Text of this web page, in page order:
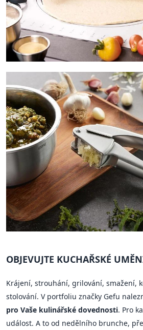
OBJEVUJTE KUCHAŘSKÉ
Krájení, strouhání, grilování, smažení,
stolování. V portfoliu značky Gefu
pro Vaše kulinářské dovednosti. Pro
událost. A to od nedělního brunche,